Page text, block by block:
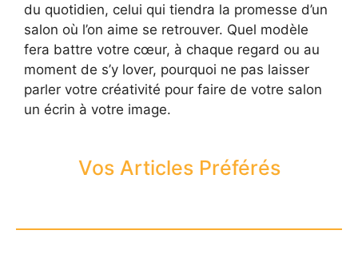
du quotidien, celui qui tiendra la promesse d’un
salon où l’on aime se retrouver. Quel modèle
fera battre votre cœur, à chaque regard ou au
moment de s’y lover, pourquoi ne pas laisser
parler votre créativité pour faire de votre salon
un écrin à votre image.
Vos Articles Préférés